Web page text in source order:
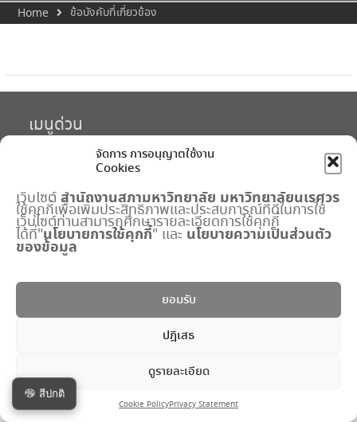
จัดการ การอนุญาตใช้งาน
Cookies
เว็บไซต์สำนักงานสภามหาวิทยาลัย มหาวิทยาลัยนเรศวร
ใช้คุกกี้เพื่อเพิ่มประสิทธิภาพและประสบการณ์ที่ดีในการใช้
เว็บไซต์ท่านสามารถศึกษารายละเอียดการใช้คุกกี้
ได้ที่"นโยบายการใช้คุกกี้" และ นโยบายความเป็นส่วนตัว
ของข้อมูล
ยอมรับ
ปฎิเสธ
ดูรายละเอียด
Cookie PolicyPrivacy Statement
Home ข้อบังคับที่เกี่ยวข้อง
เมนูด่วน
กำหนดการประชุมสภามหาวิทยาลัย
ปฏิทินงานสำนักงานสภาฯ
พระราชบัญญัติ มหาวิทยาลัยนเรศวร
แบบฟอร์ม
ปริญญาดุษฎีบัณฑิตกิตติมศักดิ์
ระบบจัดการข้อมูลภายใน
University Hub byWEN Themes
สีปกติ